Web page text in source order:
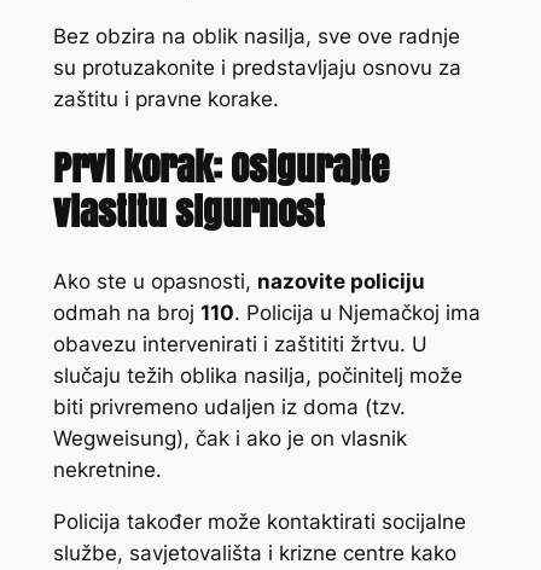
Bez obzira na oblik nasilja, sve ove radnje
su protuzakonite i predstavljaju osnovu za
zaštitu i pravne korake.
Prvi korak: Osigurajte
vlastitu sigurnost
Ako ste u opasnosti, nazovite policiju
odmah na broj 110. Policija u Njemačkoj ima
obavezu intervenirati i zaštititi žrtvu. U
slučaju težih oblika nasilja, počinitelj može
biti privremeno udaljen iz doma (tzv.
Wegweisung), čak i ako je on vlasnik
nekretnine.
Policija također može kontaktirati socijalne
službe, savjetovališta i krizne centre kako